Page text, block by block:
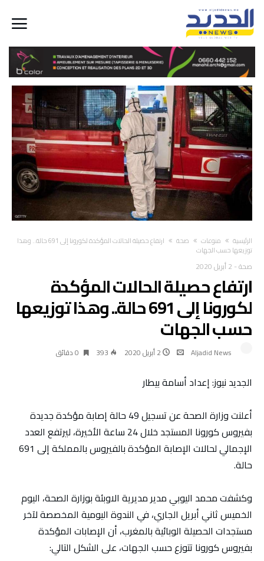
‫الرئيسية‬ منوعات صحة
ارتفاع حصيلة الحالات المؤكدة لكورونا إلى 691 حالة.. وهذا
توزيعها حسب الجهات
صحة- 2 أبريل 2020
ارتفاع حصيلة الحالات المؤكدة
لكورونا إلى 691 حالة.. وهذا توزيعها
حسب الجهات
Aljadid News 2 أبريل 2020 393 0 ‫دقائق‬
الجديد نيوز: إعداد أسامة بيطار
أعلنت وزارة الصحة عن تسجيل 49 حالة إصابة مؤكدة جديدة
بفيروس كورونا المستجد خلال 24 ساعة الأخيرة، ليرتفع العدد
الإجمالي لحالات الإصابة المؤكدة بالفيروس بالمملكة إلى 691
حالة.
وكشفت محمد اليوبي مدير مديرية الاوبئة بوزارة الصحة، اليوم
الخميس ثاني أبريل الجاري، في الندوة اليومية المخصصة لآخر
مستجدات الحصيلة الوبائية بالمغرب، أن الإصابات المؤكدة
بفيروس كورونا تتوزع حسب الجهات، على الشكل التالي: